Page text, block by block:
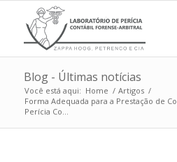
Blog - Últimas notícias
Você está aqui: Home / Artigos /
Forma Adequada para a Prestação de
Perícia Co...